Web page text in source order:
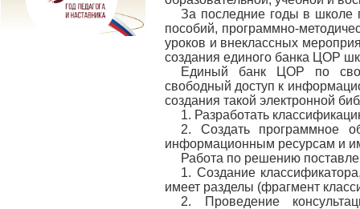
За последние годы в школе
пособий, программно-
уроков и внеклассных
создания единого банка ЦОР
Единый банк ЦОР по
свободный доступ к
создания такой электронной
1. Разработать
2. Создать программное
информационным ресурсам и
Работа по решению
1. Создание
имеет разделы (фрагмент
2. Проведение